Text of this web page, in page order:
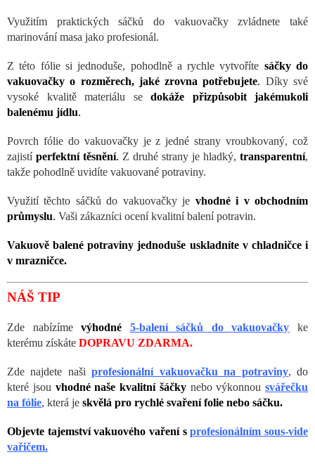
Využitím praktických sáčků do vakuovačky zvládnete také
marinování masa jako profesionál.
Z této fólie si jednoduše, pohodlně a rychle vytvoříte sáčky do
vakuovačky o rozměrech, jaké zrovna potřebujete. Díky své
vysoké kvalitě materiálu se dokáže přizpůsobit jakémukoli
balenému jídlu.
Povrch fólie do vakuovačky je z jedné strany vroubkovaný, což
zajistí perfektní těsnění. Z druhé strany je hladký, transparentní,
takže pohodlně uvidíte vakuované potraviny.
Využití těchto sáčků do vakuovačky je vhodné i v obchodním
průmyslu. Vaši zákazníci ocení kvalitní balení potravin.
Vakuově balené potraviny jednoduše uskladníte v chladničce i
v mrazničce.
NÁŠ TIP
Zde nabízímevýhodné 5-balení sáčků do vakuovačky ke
kterému získáte DOPRAVU ZDARMA.
Zde najdete našiprofesionální vakuovačku na potraviny, do
které jsou vhodné naše kvalitní šáčkynebo výkonnou svářečku
na fólie, která je skvělá pro rychlé svaření folie nebo sáčku.
Objevte tajemství vakuového vaření sprofesionálním sous-vide
vařičem.